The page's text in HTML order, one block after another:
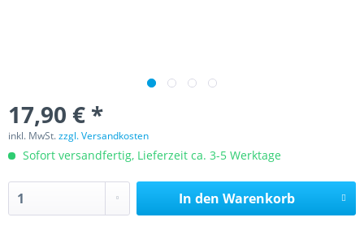
17,90 € *
inkl. MwSt.zzgl. Versandkosten
Sofort versandfertig, Lieferzeit ca. 3-5 Werktage
In den Warenkorb